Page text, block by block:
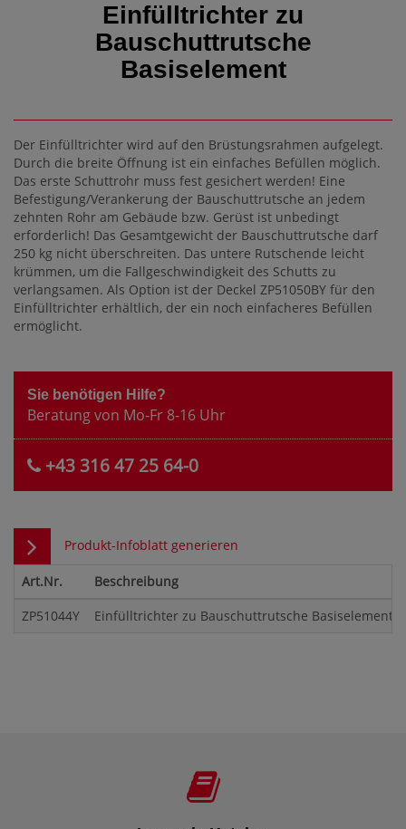
Einfülltrichter zu
Bauschuttrutsche
Basiselement
Der Einfülltrichter wird auf den Brüstungsrahmen aufgelegt.
Durch die breite Öffnung ist ein einfaches Befüllen möglich.
Das erste Schuttrohr muss fest gesichert werden! Eine
Befestigung/Verankerung der Bauschuttrutsche an jedem
zehnten Rohr am Gebäude bzw. Gerüst ist unbedingt
erforderlich! Das Gesamtgewicht der Bauschuttrutsche darf
250 kg nicht überschreiten. Das untere Rutschende leicht
krümmen, um die Fallgeschwindigkeit des Schutts zu
verlangsamen. Als Option ist der Deckel ZP51050BY für den
Einfülltrichter erhältlich, der ein noch einfacheres Befüllen
ermöglicht.
Sie benötigen Hilfe?
Beratung von Mo-Fr 8-16 Uhr
+43 316 47 25 64-0
Produkt-Infoblatt generieren
Art.Nr.
Beschreibung
ZP51044Y
Einfülltrichter zu Bauschuttrutsche Basiselement